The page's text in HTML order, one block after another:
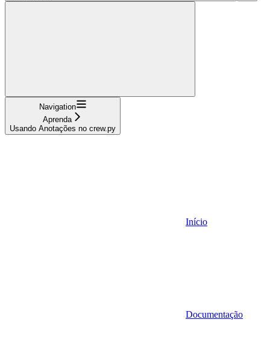
Navigation
Aprenda
Usando Anotações no crew.py
Início
Documentação